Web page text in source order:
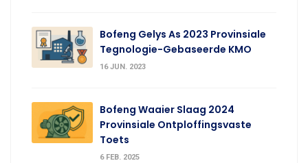
Bofeng Gelys As 2023 Provinsiale
Tegnologie-Gebaseerde KMO
16 JUN. 2023
Bofeng Waaier Slaag 2024
Provinsiale Ontploffingsvaste
Toets
6 FEB. 2025